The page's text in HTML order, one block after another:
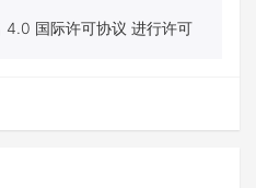
4.0 国际许可协议 进行许可